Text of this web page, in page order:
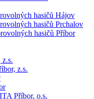
hasičů Hájov
hasičů Prchalov
hasičů Příbor
z.s.
z.s.
Příbor, o.s.